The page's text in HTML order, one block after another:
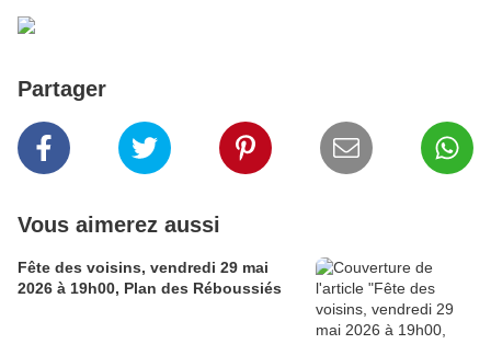
Partager
Vous aimerez aussi
Fête des voisins, vendredi 29 mai
2026 à 19h00, Plan des Réboussiés